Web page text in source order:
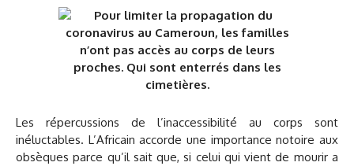
Les répercussions de l’inaccessibilité au corps sont
inéluctables. L’Africain accorde une importance notoire aux
obsèques parce qu’il sait que, si celui qui vient de mourir a